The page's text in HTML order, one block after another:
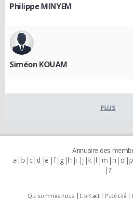
Philippe MINYEM
Siméon KOUAM
PLUS
Annuaire des
a b c d e f g h i j k l m n o p
z
Qui sommes nous Contact Publicité